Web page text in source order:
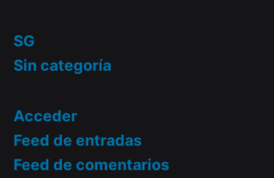
SG
Sin categoría
Acceder
Feed de entradas
Feed de comentarios